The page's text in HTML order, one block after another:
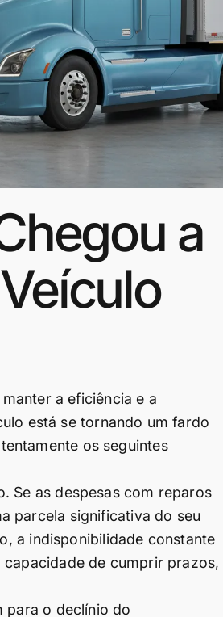
a
a eficiência e a
está se tornando um fardo
os seguintes
Se as despesas com reparos
parcela significativa do seu
a indisponibilidade constante
de cumprir prazos,
para o declínio do